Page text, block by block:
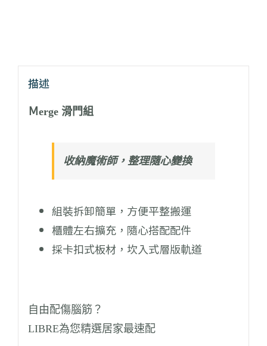
描述
Ｍ erge 滑門組
收納魔術師，整理隨心變換
組裝拆卸簡單，方便平整搬運
櫃體左右擴充，隨心搭配配件
採卡扣式板材，坎入式層版軌道
自由配傷腦筋？
LIBRE為您精選居家最速配